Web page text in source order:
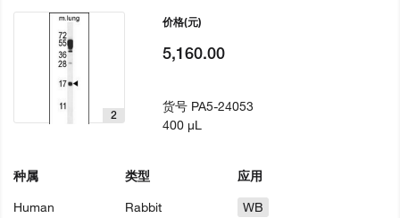
2
种属
Human
类型
Rabbit
应用
WB
价格(元)
5,160.00
货号 PA5-24053
400 µL